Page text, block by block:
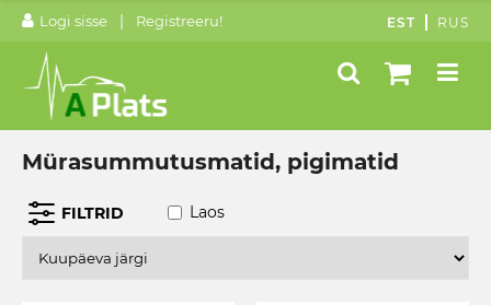
Logi sisse | Registreeru! EST RUS
Mürasummutusmatid, pigimatid
FILTRID Laos